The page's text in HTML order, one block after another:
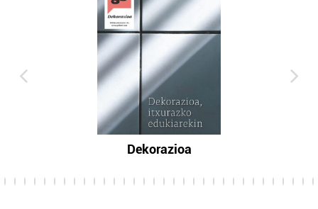
Dekorazioa